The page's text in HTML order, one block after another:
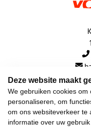
Deze website maakt
We gebruiken cookies
personaliseren, om
om ons websiteverkeer te
informatie over uw